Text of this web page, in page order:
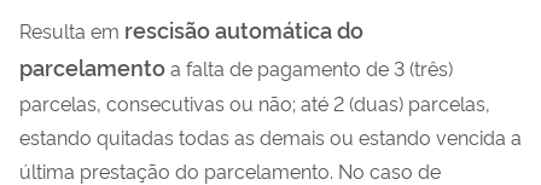
Resulta em rescisão automática do
parcelamentoa falta de pagamento de 3 (três)
parcelas, consecutivas ou não; até 2 (duas) parcelas,
estando quitadas todas as demais ou estando vencida a
última prestação do parcelamento. No caso de